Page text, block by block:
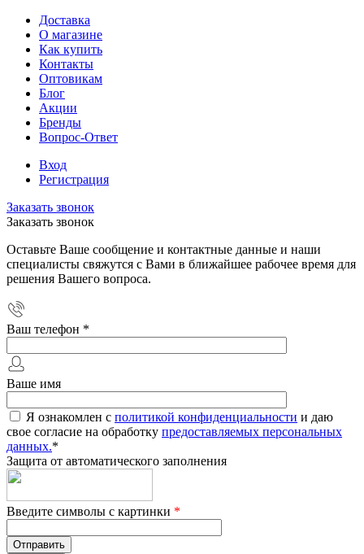
Доставка
О магазине
Как купить
Контакты
Оптовикам
Блог
Акции
Бренды
Вопрос-Ответ
Вход
Регистрация
Заказать звонок
Заказать звонок
Оставьте Ваше сообщение и контактные данные и наши
специалисты свяжутся с Вами в ближайшее рабочее время для
решения Вашего вопроса.
Ваш телефон *
Ваше имя
Я ознакомлен с политикой конфиденциальности и даю
свое согласие на обработку предоставляемых персональных
данных.*
Защита от автоматического заполнения
Введите символы с картинки *